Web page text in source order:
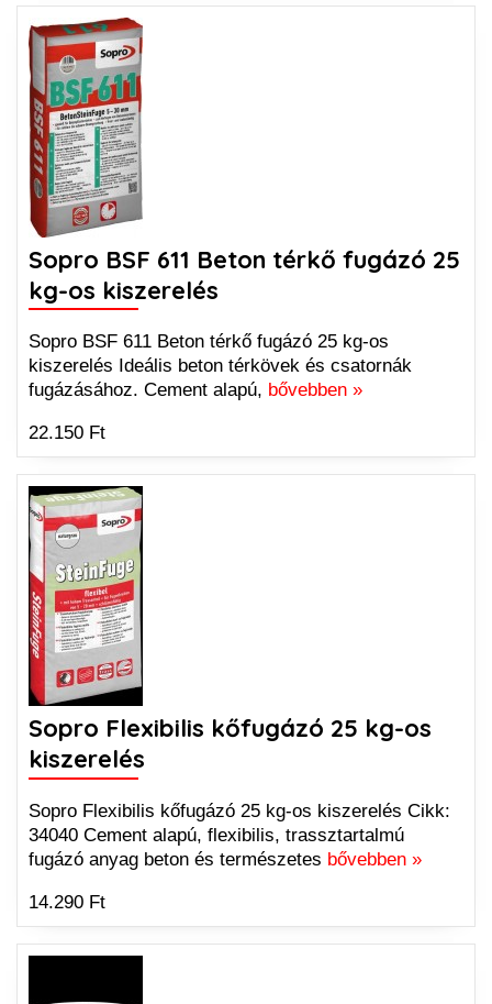
Sopro BSF 611 Beton térkő fugázó 25
kg-os kiszerelés
Sopro BSF 611 Beton térkő fugázó 25 kg-os
kiszerelés Ideális beton térkövek és csatornák
fugázásához. Cement alapú, bővebben »
22.150 Ft
Sopro Flexibilis kőfugázó 25 kg-os
kiszerelés
Sopro Flexibilis kőfugázó 25 kg-os kiszerelés Cikk:
34040 Cement alapú, flexibilis, trassztartalmú
fugázó anyag beton és természetes bővebben »
14.290 Ft